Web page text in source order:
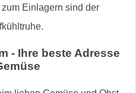
Einlagern sind der
- Ihre beste Adresse